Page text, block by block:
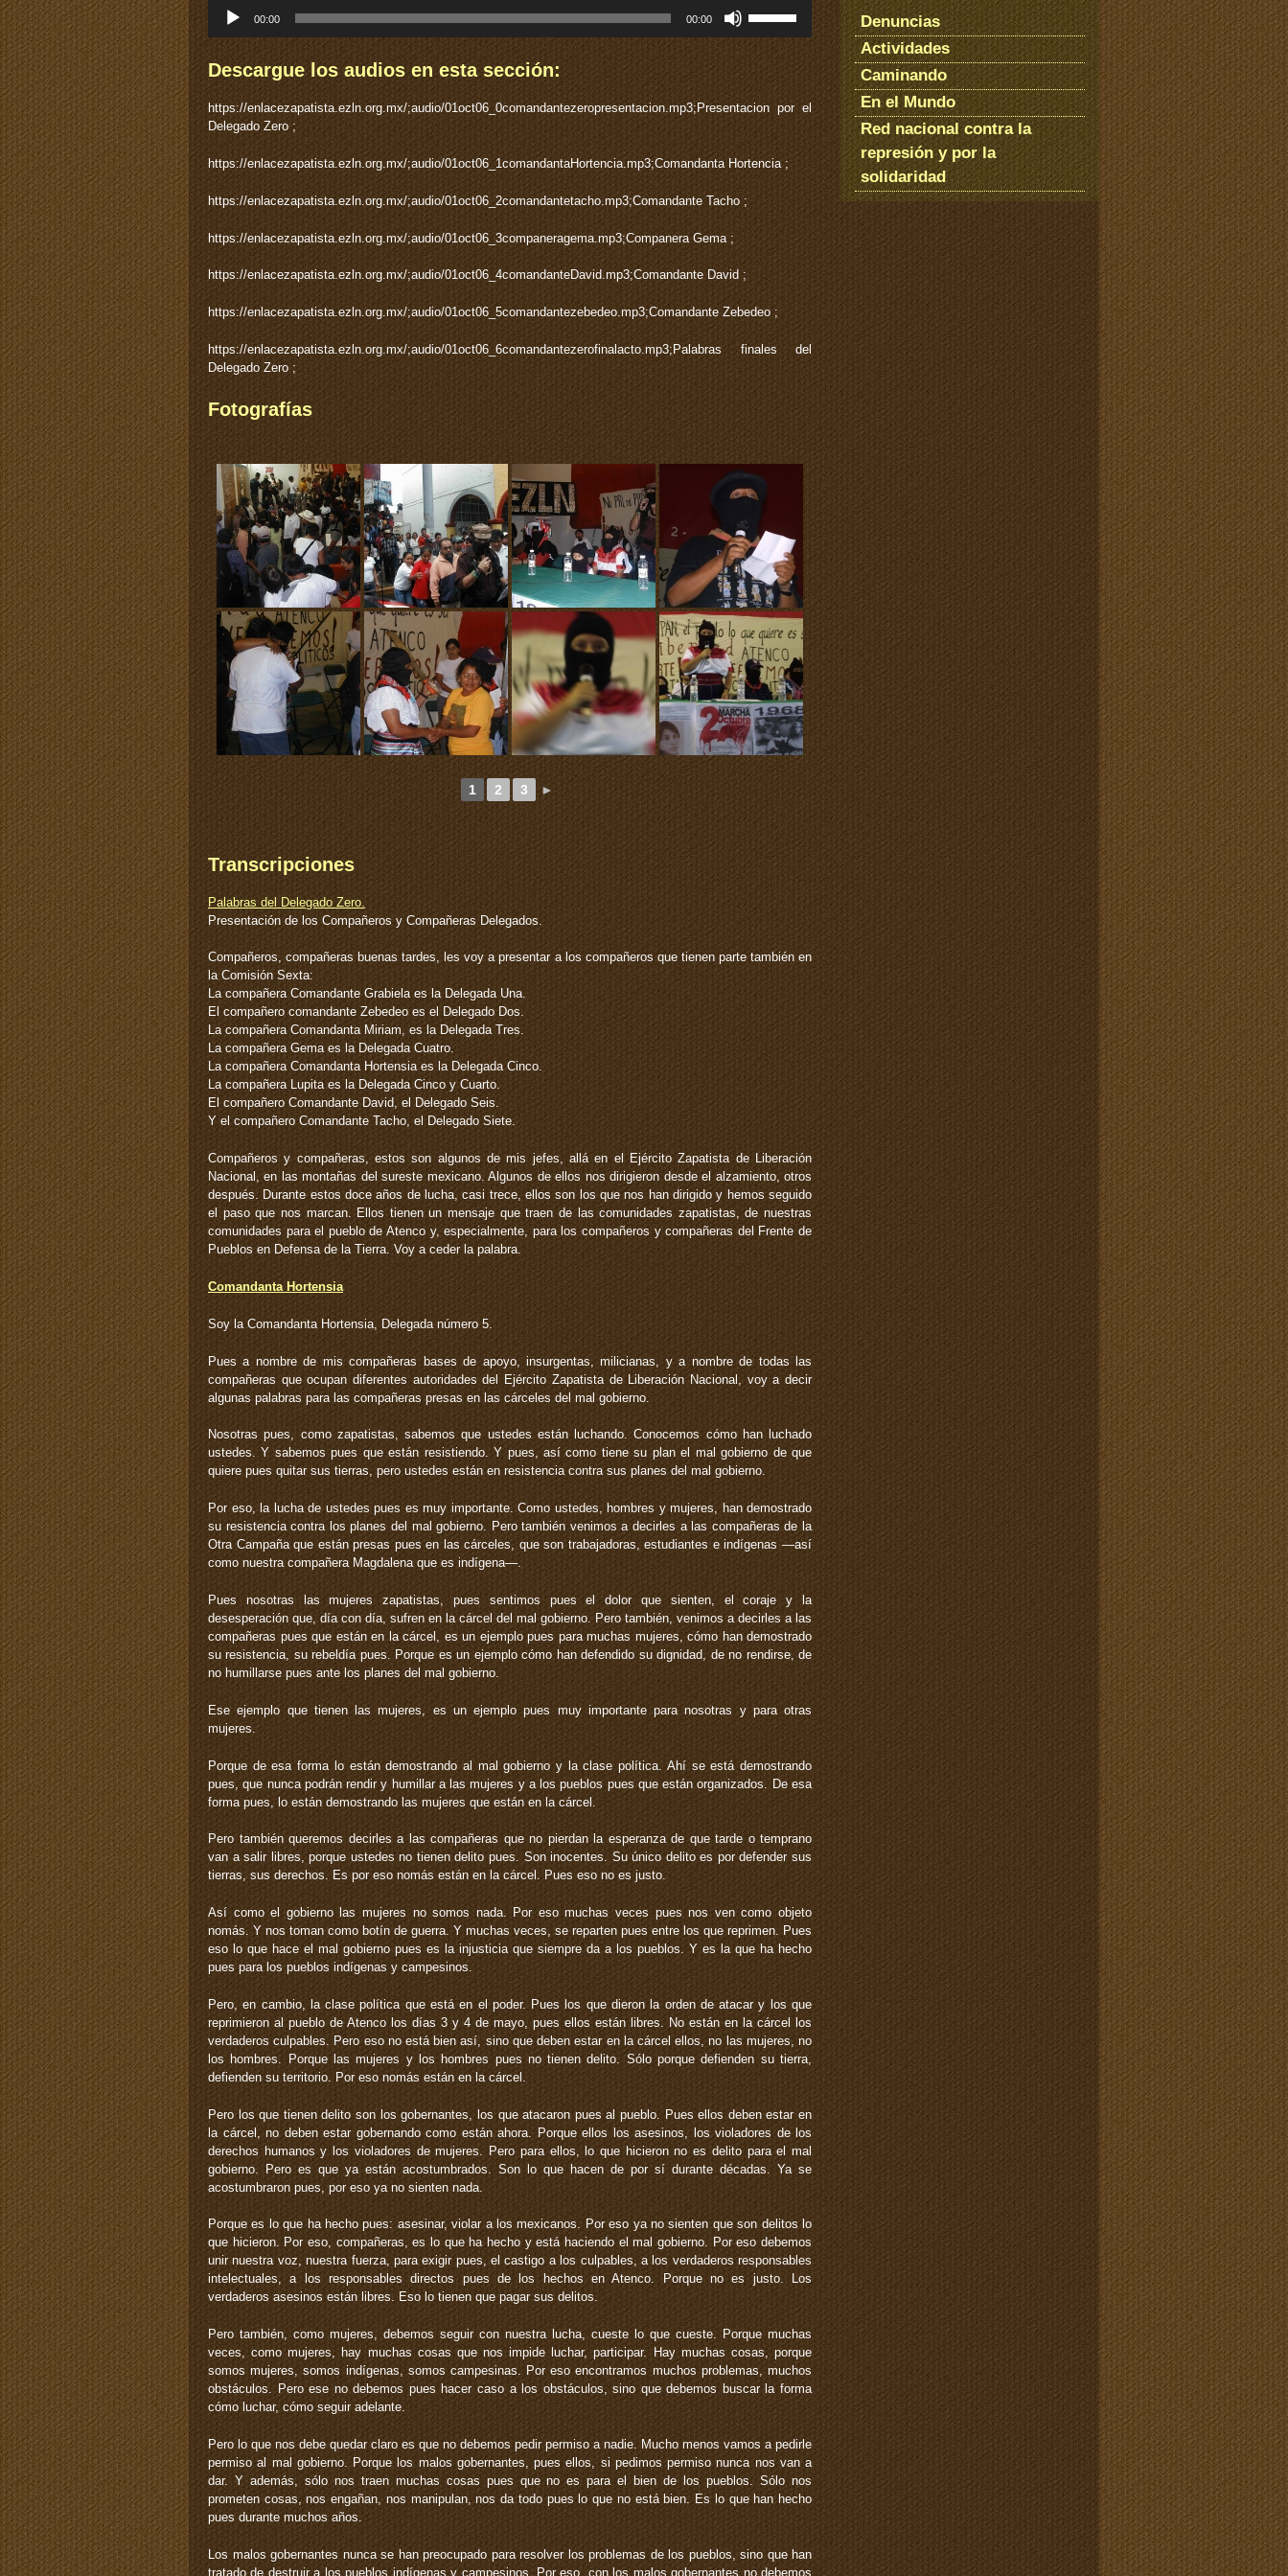
disminuir
el
volumen.
arriba/abajo
para
aumentar
el
volumen.
Reproductor
audio
00:00 00:00
las
teclas
de
flecha
arriba/abajo
para
aumentar
o
disminuir
volumen.
Descargue los audios en esta sección:
https://enlacezapatista.ezln.org.mx/;audio/01oct06_0comandantezeropresentacion.mp3;Presentacion por el
Delegado Zero ;
https://enlacezapatista.ezln.org.mx/;audio/01oct06_1comandantaHortencia.mp3;Comandanta Hortencia ;
https://enlacezapatista.ezln.org.mx/;audio/01oct06_2comandantetacho.mp3;Comandante Tacho ;
https://enlacezapatista.ezln.org.mx/;audio/01oct06_3companeragema.mp3;Companera Gema ;
https://enlacezapatista.ezln.org.mx/;audio/01oct06_4comandanteDavid.mp3;Comandante David ;
https://enlacezapatista.ezln.org.mx/;audio/01oct06_5comandantezebedeo.mp3;Comandante Zebedeo ;
https://enlacezapatista.ezln.org.mx/;audio/01oct06_6comandantezerofinalacto.mp3;Palabras finales del
Delegado Zero ;
Fotografías
1 2 3 ►
Transcripciones
Palabras del Delegado Zero.
Presentación de los Compañeros y Compañeras Delegados.
Compañeros, compañeras buenas tardes, les voy a presentar a los compañeros que tienen parte también en
la Comisión Sexta:
La compañera Comandante Grabiela es la Delegada Una.
El compañero comandante Zebedeo es el Delegado Dos.
La compañera Comandanta Miriam, es la Delegada Tres.
La compañera Gema es la Delegada Cuatro.
La compañera Comandanta Hortensia es la Delegada Cinco.
La compañera Lupita es la Delegada Cinco y Cuarto.
El compañero Comandante David, el Delegado Seis.
Y el compañero Comandante Tacho, el Delegado Siete.
Compañeros y compañeras, estos son algunos de mis jefes, allá en el Ejército Zapatista de Liberación
Nacional, en las montañas del sureste mexicano. Algunos de ellos nos dirigieron desde el alzamiento, otros
después. Durante estos doce años de lucha, casi trece, ellos son los que nos han dirigido y hemos seguido
el paso que nos marcan. Ellos tienen un mensaje que traen de las comunidades zapatistas, de nuestras
comunidades para el pueblo de Atenco y, especialmente, para los compañeros y compañeras del Frente de
Pueblos en Defensa de la Tierra. Voy a ceder la palabra.
Comandanta Hortensia
Soy la Comandanta Hortensia, Delegada número 5.
Pues a nombre de mis compañeras bases de apoyo, insurgentas, milicianas, y a nombre de todas las
compañeras que ocupan diferentes autoridades del Ejército Zapatista de Liberación Nacional, voy a decir
algunas palabras para las compañeras presas en las cárceles del mal gobierno.
Nosotras pues, como zapatistas, sabemos que ustedes están luchando. Conocemos cómo han luchado
ustedes. Y sabemos pues que están resistiendo. Y pues, así como tiene su plan el mal gobierno de que
quiere pues quitar sus tierras, pero ustedes están en resistencia contra sus planes del mal gobierno.
Por eso, la lucha de ustedes pues es muy importante. Como ustedes, hombres y mujeres, han demostrado
su resistencia contra los planes del mal gobierno. Pero también venimos a decirles a las compañeras de la
Otra Campaña que están presas pues en las cárceles, que son trabajadoras, estudiantes e indígenas —así
como nuestra compañera Magdalena que es indígena—.
Pues nosotras las mujeres zapatistas, pues sentimos pues el dolor que sienten, el coraje y la
desesperación que, día con día, sufren en la cárcel del mal gobierno. Pero también, venimos a decirles a las
compañeras pues que están en la cárcel, es un ejemplo pues para muchas mujeres, cómo han demostrado
su resistencia, su rebeldía pues. Porque es un ejemplo cómo han defendido su dignidad, de no rendirse, de
no humillarse pues ante los planes del mal gobierno.
Ese ejemplo que tienen las mujeres, es un ejemplo pues muy importante para nosotras y para otras
mujeres.
Porque de esa forma lo están demostrando al mal gobierno y la clase política. Ahí se está demostrando
pues, que nunca podrán rendir y humillar a las mujeres y a los pueblos pues que están organizados. De esa
forma pues, lo están demostrando las mujeres que están en la cárcel.
Pero también queremos decirles a las compañeras que no pierdan la esperanza de que tarde o temprano
van a salir libres, porque ustedes no tienen delito pues. Son inocentes. Su único delito es por defender sus
tierras, sus derechos. Es por eso nomás están en la cárcel. Pues eso no es justo.
Así como el gobierno las mujeres no somos nada. Por eso muchas veces pues nos ven como objeto
nomás. Y nos toman como botín de guerra. Y muchas veces, se reparten pues entre los que reprimen. Pues
eso lo que hace el mal gobierno pues es la injusticia que siempre da a los pueblos. Y es la que ha hecho
pues para los pueblos indígenas y campesinos.
Pero, en cambio, la clase política que está en el poder. Pues los que dieron la orden de atacar y los que
reprimieron al pueblo de Atenco los días 3 y 4 de mayo, pues ellos están libres. No están en la cárcel los
verdaderos culpables. Pero eso no está bien así, sino que deben estar en la cárcel ellos, no las mujeres, no
los hombres. Porque las mujeres y los hombres pues no tienen delito. Sólo porque defienden su tierra,
defienden su territorio. Por eso nomás están en la cárcel.
Pero los que tienen delito son los gobernantes, los que atacaron pues al pueblo. Pues ellos deben estar en
la cárcel, no deben estar gobernando como están ahora. Porque ellos los asesinos, los violadores de los
derechos humanos y los violadores de mujeres. Pero para ellos, lo que hicieron no es delito para el mal
gobierno. Pero es que ya están acostumbrados. Son lo que hacen de por sí durante décadas. Ya se
acostumbraron pues, por eso ya no sienten nada.
Porque es lo que ha hecho pues: asesinar, violar a los mexicanos. Por eso ya no sienten que son delitos lo
que hicieron. Por eso, compañeras, es lo que ha hecho y está haciendo el mal gobierno. Por eso debemos
unir nuestra voz, nuestra fuerza, para exigir pues, el castigo a los culpables, a los verdaderos responsables
intelectuales, a los responsables directos pues de los hechos en Atenco. Porque no es justo. Los
verdaderos asesinos están libres. Eso lo tienen que pagar sus delitos.
Pero también, como mujeres, debemos seguir con nuestra lucha, cueste lo que cueste. Porque muchas
veces, como mujeres, hay muchas cosas que nos impide luchar, participar. Hay muchas cosas, porque
somos mujeres, somos indígenas, somos campesinas. Por eso encontramos muchos problemas, muchos
obstáculos. Pero ese no debemos pues hacer caso a los obstáculos, sino que debemos buscar la forma
cómo luchar, cómo seguir adelante.
Pero lo que nos debe quedar claro es que no debemos pedir permiso a nadie. Mucho menos vamos a pedirle
permiso al mal gobierno. Porque los malos gobernantes, pues ellos, si pedimos permiso nunca nos van a
dar. Y además, sólo nos traen muchas cosas pues que no es para el bien de los pueblos. Sólo nos
prometen cosas, nos engañan, nos manipulan, nos da todo pues lo que no está bien. Es lo que han hecho
pues durante muchos años.
Los malos gobernantes nunca se han preocupado para resolver los problemas de los pueblos, sino que han
tratado de destruir a los pueblos indígenas y campesinos. Por eso, con los malos gobernantes no debemos
Denuncias
Actividades
Caminando
En el Mundo
Red nacional contra la
represión y por la
solidaridad